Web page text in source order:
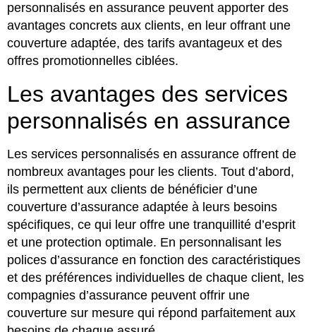
personnalisés en assurance peuvent apporter des
avantages concrets aux clients, en leur offrant une
couverture adaptée, des tarifs avantageux et des
offres promotionnelles ciblées.
Les avantages des services
personnalisés en assurance
Les services personnalisés en assurance offrent de
nombreux avantages pour les clients. Tout d’abord,
ils permettent aux clients de bénéficier d’une
couverture d’assurance adaptée à leurs besoins
spécifiques, ce qui leur offre une tranquillité d’esprit
et une protection optimale. En personnalisant les
polices d’assurance en fonction des caractéristiques
et des préférences individuelles de chaque client, les
compagnies d’assurance peuvent offrir une
couverture sur mesure qui répond parfaitement aux